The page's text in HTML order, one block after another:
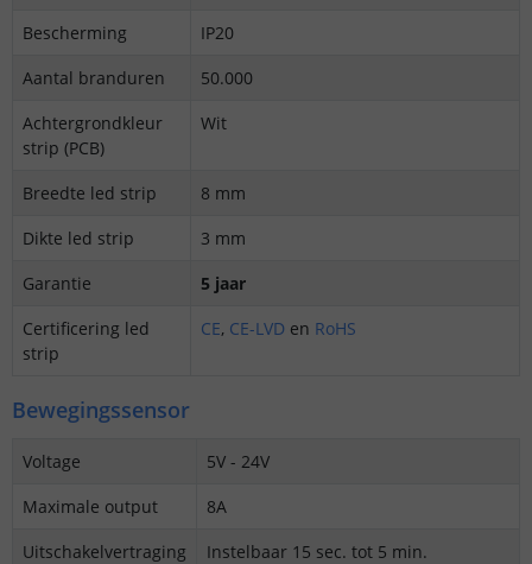
Bescherming
IP20
Aantal branduren
50.000
Achtergrondkleur
strip (PCB)
Wit
Breedte led strip
8 mm
Dikte led strip
3 mm
Garantie
5 jaar
Certificering led
strip
CE, CE-LVD en RoHS
Bewegingssensor
Voltage
5V - 24V
Maximale output
8A
Uitschakelvertraging
Instelbaar 15 sec. tot 5 min.